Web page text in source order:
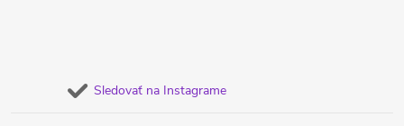
Sledovať na Instagrame